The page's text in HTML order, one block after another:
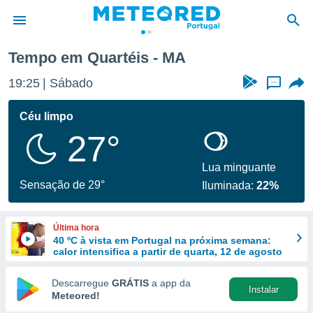
da
foi
fornecidas
a este
das
e
forma
digital
Tempo em Quartéis - MA
19:25 Sábado ...
Céu limpo
27°
Sensação de 29°
Lua minguante
Iluminada:22%
Última hora
40 ºC à vista em Portugal na próxima semana:
calor intensifica a partir de quarta, 12 de agosto
Descarregue GRÁTIS a app da
Meteored!
Instalar